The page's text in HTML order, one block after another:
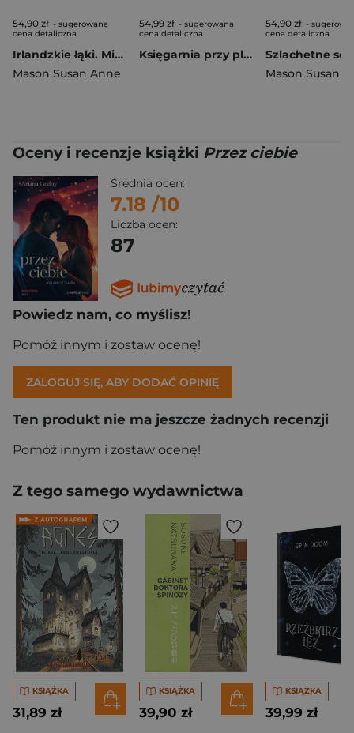
54,90 zł - sugerowana
cena detaliczna
Irlandzkie łąki. Mieć odwagę by marzyć. Tom 1 wyd. 2026
Mason Susan Anne
54,99 zł - sugerowana
cena detaliczna
Księgarnia przy plaży. Trzy kobiety. Trzy miłości. Jedna przyjaźń
54,90 zł -
cena detaliczna
Mason Susan
Oceny i recenzje książki Przez ciebie
Średnia ocen:
7.18 /10
Liczba ocen:
87
Powiedz nam, co myślisz!
Pomóż innym i zostaw ocenę!
ZALOGUJ SIĘ, ABY DODAĆ OPINIĘ
Ten produkt nie ma jeszcze żadnych recenzji
Pomóż innym i zostaw ocenę!
Z tego samego wydawnictwa
KSIĄŻKA
31,89 zł
KSIĄŻKA
39,90 zł
KSIĄŻKA
39,99 zł